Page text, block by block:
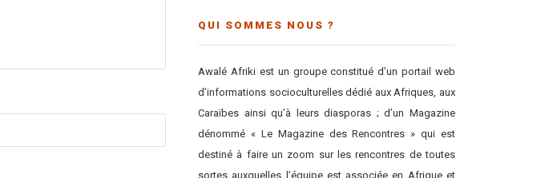
QUI SOMMES NOUS ?
Awalé Afriki est un groupe constitué d’un portail web
d’informations socioculturelles dédié aux Afriques, aux
Caraïbes ainsi qu’à leurs diasporas ; d’un Magazine
dénommé « Le Magazine des Rencontres » qui est
destiné à faire un zoom sur les rencontres de toutes
sortes auxquelles l’équipe est associée en Afrique et